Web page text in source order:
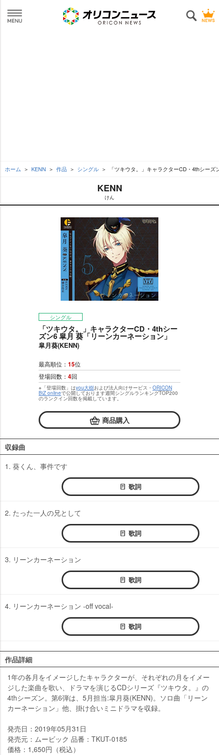
ホーム KENN 作品 シングル 「ツキウタ。」キャラクターCD・4thシー
KENN
けん
シングル
「ツキウタ。」キャラクターCD・4thシー
ズン6 皐月 葵「リーンカーネーション」
皐月葵(KENN)
最高順位： 15位
登場回数： 4回
※「登場回数」はyou大樹および法人向けサービス・ ORICON
BiZ onlineで公開しております週間シングルランキングTOP200
のランクイン回数を掲載しています。
商品購入
収録曲
1. 葵くん、事件です
歌詞
2. たった一人の兄として
歌詞
3. リーンカーネーション
歌詞
4. リーンカーネーション -off vocal-
歌詞
作品詳細
1年の各月をイメージしたキャラクターが、それぞれの月をイメー
ジした楽曲を歌い、ドラマを演じるCDシリーズ『ツキウタ。』の
4thシーズン。第6弾は、5月担当:皐月葵(KENN)。ソロ曲「リーン
カーネーション」他、掛け合いミニドラマを収録。
発売日：2019年05月31日
発売元：ムービック 品番：TKUT-0185
価格：1,650円（税込）